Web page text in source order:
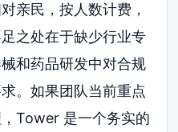
亲民，按人数计费，
之处在于缺少行业专
和药品研发中对合规
。如果团队当前重点
Tower 是一个务实的